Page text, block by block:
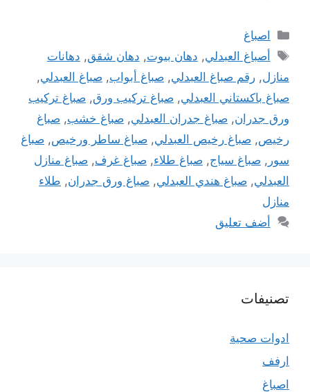
التصنيفات
اصباغ
الوسوم
أصباغ العبدلي, دهان بيوت, دهان شقق, دهانات
منازل, رقم صباغ العبدلي, صباغ أبواب, صباغ العبدلي,
صباغ باكستاني العبدلي, صباغ تركيب ورق, صباغ تركيب
ورق جدران, صباغ جدران العبدلي, صباغ خشب, صباغ
رخيص, صباغ رخيص العبدلي, صباغ ساطر ورخيص, صباغ
سور , صباغ سياج, صباغ طلاء, صباغ غرف, صباغ منازل
العبدلي, صباغ هندي العبدلي, صباغ ورق جدران, طلاء
منازل
أضف تعليق
تصنيفات
ادوات صحية
ارفف
اصباغ